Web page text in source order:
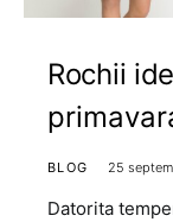
Rochii
BLOG 25
Datorita